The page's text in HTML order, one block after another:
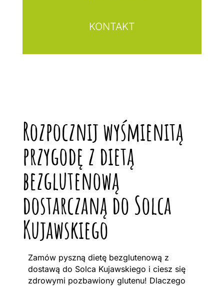
KONTAKT
Rozpocznij wyśmienitą
przygodę z dietą
bezglutenową
dostarczaną do Solca
Kujawskiego
Zamów pyszną dietę bezglutenową z
dostawą do Solca Kujawskiego i ciesz się
zdrowymi pozbawiony glutenu! Dlaczego